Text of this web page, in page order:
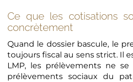
Ce que les cotisations
concrètement
Quand le dossier bascule, le
toujours fiscal au sens strict. Il
LMP, les prélèvements ne
prélèvements sociaux du